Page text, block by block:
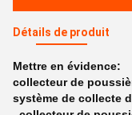
Détails de produit
Mettre en évidence:
collecteur de
système de collecte